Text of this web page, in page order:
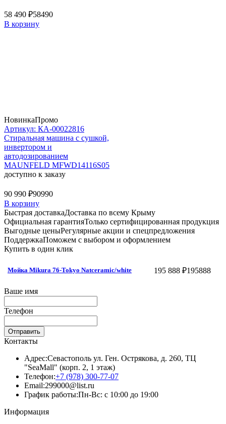
58 490 ₽58490
В корзину
НовинкаПромо
Артикул: КА-00022816
Стиральная машина c сушкой,
инвертором и
автодозированием
MAUNFELD MFWD14116S05
доступно к заказу
90 990 ₽90990
В корзину
Быстрая доставкаДоставка по всему Крыму
Официальная гарантияТолько сертифицированная продукция
Выгодные ценыРегулярные акции и спецпредложения
ПоддержкаПоможем с выбором и оформлением
Купить в один клик
Мойка Mikura 76-Tokyo Natceramic/white 195 888 ₽195888
Ваше имя
Телефон
Отправить
Контакты
Адрес:Севастополь ул. Ген. Острякова, д. 260, ТЦ
"SeaMall" (корп. 2, 1 этаж)
Телефон:+7 (978) 300-77-07
Email:299000@list.ru
График работы:Пн-Вс: с 10:00 до 19:00
Информация